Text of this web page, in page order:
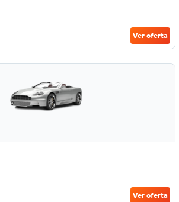
Ver oferta
Ver oferta